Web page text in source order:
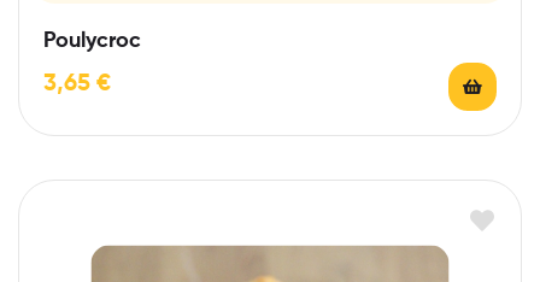
Poulycroc
3,65 €